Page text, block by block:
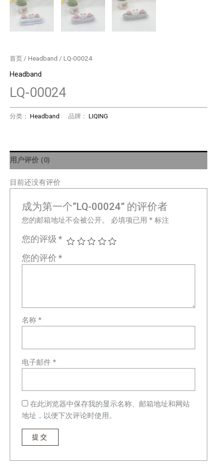
首页 / Headband / LQ-00024
Headband
LQ-00024
分类： Headband 品牌： LIQING
用户评价 (0)
目前还没有评价
成为第一个“LQ-00024” 的评价者
您的邮箱地址不会被公开。 必填项已用* 标注
您的评级*
您的评价*
名称*
电子邮件*
在此浏览器中保存我的显示名称、邮箱地址和网站
地址，以便下次评论时使用。